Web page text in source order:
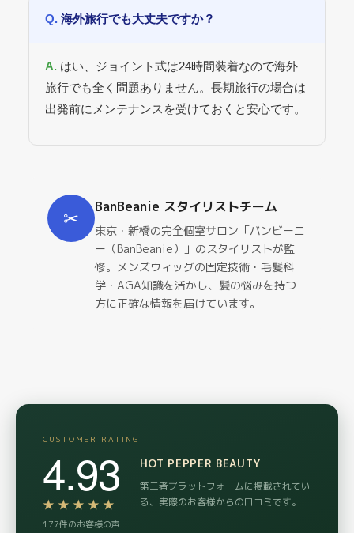
海外旅行でも大丈夫ですか？
はい、ジョイント式は24時間装着なので海外
旅行でも全く問題ありません。長期旅行の場合は
出発前にメンテナンスを受けておくと安心です。
✂
BanBeanie スタイリストチーム
東京・新橋の完全個室サロン「バンビーニ
ー（BanBeanie）」のスタイリストが監
修。メンズウィッグの固定技術・毛髪科
学・AGA知識を活かし、髪の悩みを持つ
方に正確な情報を届けています。
CUSTOMER RATING
4.93
★★★★★
177件のお客様の声
HOT PEPPER BEAUTY
第三者プラットフォームに掲載されてい
る、実際のお客様からの口コミです。